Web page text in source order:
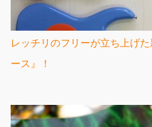
レッチリのフリーが立ち上げ
ース』！